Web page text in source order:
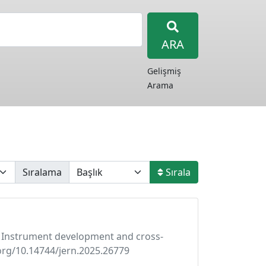
ARA
Gelişmiş
Arama
Sıralama Sırala
Instrument development and cross-
10.14744/jern.2025.26779